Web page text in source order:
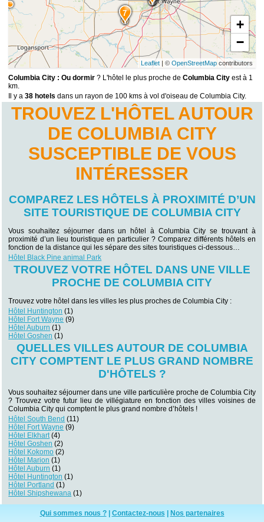
7
+
−
Leaflet| © OpenStreetMapcontributors
Columbia City : Ou dormir ? L'hôtel le plus proche deColumbia City est à 1
km.
Il y a38 hotels dans un rayon de 100 kms à vol d'oiseau de Columbia City.
TROUVEZ L'HÔTEL AUTOUR
DE COLUMBIA CITY
SUSCEPTIBLE DE VOUS
INTÉRESSER
COMPAREZ LES HÔTELS À PROXIMITÉ D’UN
SITE TOURISTIQUE DE COLUMBIA CITY
Vous souhaitez séjourner dans un hôtel à Columbia City se trouvant à
proximité d’un lieu touristique en particulier ? Comparez différents hôtels en
fonction de la distance qui les sépare des sites touristiques ci-dessous…
Hôtel Black Pine animal Park
TROUVEZ VOTRE HÔTEL DANS UNE VILLE
PROCHE DE COLUMBIA CITY
Trouvez votre hôtel dans les villes les plus proches de Columbia City :
Hôtel Huntington (1)
Hôtel Fort Wayne (9)
Hôtel Auburn (1)
Hôtel Goshen (1)
QUELLES VILLES AUTOUR DE COLUMBIA
CITY COMPTENT LE PLUS GRAND NOMBRE
D'HÔTELS ?
Vous souhaitez séjourner dans une ville particulière proche de Columbia City
? Trouvez votre futur lieu de villégiature en fonction des villes voisines de
Columbia City qui comptent le plus grand nombre d’hôtels !
Hôtel South Bend (11)
Hôtel Fort Wayne (9)
Hôtel Elkhart(4)
Hôtel Goshen (2)
Hôtel Kokomo (2)
Hôtel Marion (1)
Hôtel Auburn (1)
Hôtel Huntington (1)
Hôtel Portland (1)
Hôtel Shipshewana (1)
Qui sommes nous ?| Contactez-nous Nos partenaires